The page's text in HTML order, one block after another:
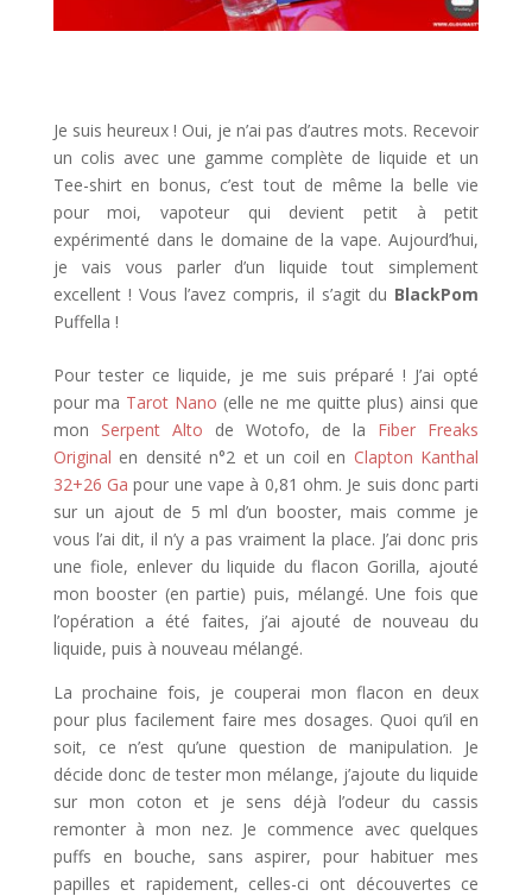
Je suis heureux ! Oui, je n’ai pas d’autres mots. Recevoir
un colis avec une gamme complète de liquide et un
Tee-shirt en bonus, c’est tout de même la belle vie
pour moi, vapoteur qui devient petit à petit
expérimenté dans le domaine de la vape. Aujourd’hui,
je vais vous parler d’un liquide tout simplement
excellent ! Vous l’avez compris, il s’agit du BlackPom
Puffella !
Pour tester ce liquide, je me suis préparé ! J’ai opté
pour ma Tarot Nano (elle ne me quitte plus) ainsi que
mon Serpent Alto de Wotofo, de la Fiber Freaks
Original en densité n°2 et un coil en Clapton Kanthal
32+26 Ga pour une vape à 0,81 ohm. Je suis donc parti
sur un ajout de 5 ml d’un booster, mais comme je
vous l’ai dit, il n’y a pas vraiment la place. J’ai donc pris
une fiole, enlever du liquide du flacon Gorilla, ajouté
mon booster (en partie) puis, mélangé. Une fois que
l’opération a été faites, j’ai ajouté de nouveau du
liquide, puis à nouveau mélangé.
La prochaine fois, je couperai mon flacon en deux
pour plus facilement faire mes dosages. Quoi qu’il en
soit, ce n’est qu’une question de manipulation. Je
décide donc de tester mon mélange, j’ajoute du liquide
sur mon coton et je sens déjà l’odeur du cassis
remonter à mon nez. Je commence avec quelques
puffs en bouche, sans aspirer, pour habituer mes
papilles et rapidement, celles-ci ont découvertes ce